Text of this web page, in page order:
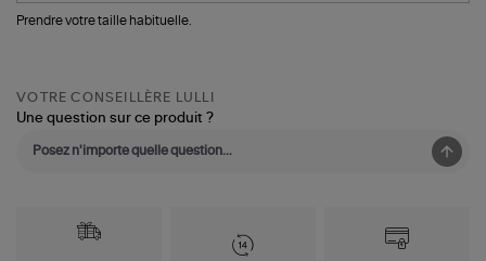
Prendre votre taille habituelle.
VOTRE CONSEILLÈRE LULLI
Une question sur ce produit ?